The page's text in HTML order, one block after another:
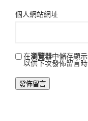
個人網站網址
在瀏覽器中儲存顯
以供下次發佈留言時